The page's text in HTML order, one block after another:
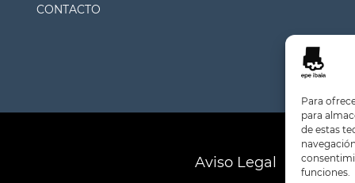
Para
para
de estas
funciones.
CONTACTO
Aviso Legal